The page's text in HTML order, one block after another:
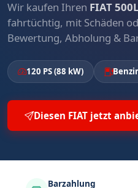
Wir kaufen Ihren FIAT
fahrtüchtig, mit Schäden
Bewertung, Abholung &
120 PS (88 kW)
Diesen FIAT jetzt
Barzahlung